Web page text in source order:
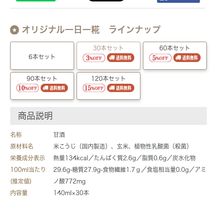
オリジナル一日一糀 ラインナップ
6本セット
30本セット 60本セット
90本セット 120本セット
商品説明
名称
甘酒
原材料名
米こうじ（国内製造）、玄米、植物性乳酸菌（殺菌）
栄養成分表示
100ml当たり
(推定値)
熱量134kcal／たんぱく質2.6g／脂質0.6g／炭水化物
29.6g-糖質27.9g-食物繊維1.7ｇ／食塩相当量0.0g／アミ
ノ酸772mg
内容量
140ml×30本